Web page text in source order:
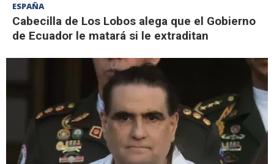
ESPAÑA
Cabecilla de Los Lobos alega que el Gobierno
de Ecuador le matará si le extraditan